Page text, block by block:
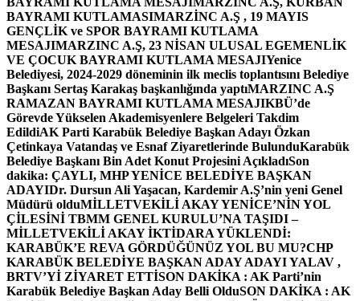
BAYRAMI KUTLAMASIMARZİNC A.Ş , 19 MAYIS
GENÇLİK ve SPOR BAYRAMI KUTLAMA
MESAJIMARZINC A.Ş, 23 NİSAN ULUSAL EGEMENLİK
VE ÇOCUK BAYRAMI KUTLAMA MESAJIYenice
Belediyesi, 2024-2029 döneminin ilk meclis toplantısını Belediye
Başkanı Sertaş Karakaş başkanlığında yaptıMARZINC A.Ş
RAMAZAN BAYRAMI KUTLAMA MESAJIKBÜ’de
Görevde Yükselen Akademisyenlere Belgeleri Takdim
EdildiAK Parti Karabük Belediye Başkan Adayı Özkan
Çetinkaya Vatandaş ve Esnaf Ziyaretlerinde BulunduKarabük
Belediye Başkanı Bin Adet Konut Projesini AçıkladıSon
dakika: ÇAYLI, MHP YENİCE BELEDİYE BAŞKAN
ADAYIDr. Dursun Ali Yaşacan, Kardemir A.Ş’nin yeni Genel
Müdürü olduMİLLETVEKİLİ AKAY YENİCE’NİN YOL
ÇİLESİNİ TBMM GENEL KURULU’NA TAŞIDI –
MİLLETVEKİLİ AKAY İKTİDARA YÜKLENDİ:
KARABÜK’E REVA GÖRDÜĞÜNÜZ YOL BU MU?CHP
KARABÜK BELEDİYE BAŞKAN ADAY ADAYI YALAV ,
BRTV’Yİ ZİYARET ETTİSON DAKİKA : AK Parti’nin
Karabük Belediye Başkan Aday Belli OlduSON DAKİKA : AK